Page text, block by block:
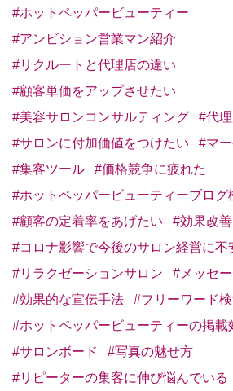
#ホットペッパービューティー
#アンビション営業マン紹介
#リクルートと代理店の違い
#顧客単価をアップさせたい
#美容サロンコンサルティング
#代
#サロンに付加価値をつけたい
#マ
#集客ツール
#価格競争に疲れた
#ホットペッパービューティーブログ
#顧客の定着率をあげたい
#効果改善
#コロナ影響で今後のサロン経営に不
#リラクゼーションサロン
#メッセ
#効果的な宣伝手法
#フリーワード
#ホットペッパービューティーの掲載
#サロンボード
#写真の魅せ方
#リピーターの集客に伸び悩んでいる